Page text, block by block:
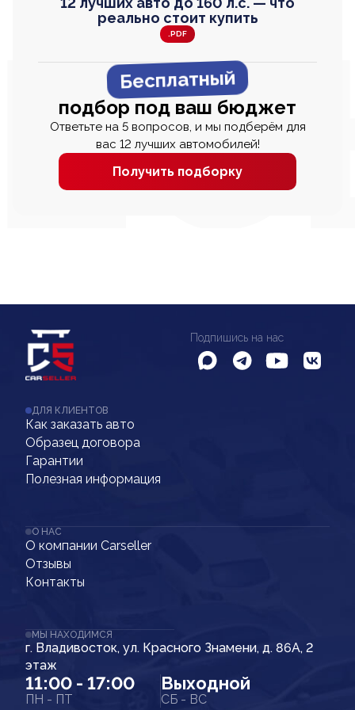
реально стоит купить
.PDF
Бесплатный
подбор под ваш бюджет
Ответьте на 5 вопросов, и мы подберём для
вас 12 лучших автомобилей!
Получить подборку
Подпишись на нас
ДЛЯ КЛИЕНТОВ
Как заказать авто
Образец договора
Гарантии
Полезная информация
О НАС
О компании Carseller
Отзывы
Контакты
МЫ НАХОДИМСЯ
г. Владивосток, ул. Красного Знамени, д. 86А, 2
этаж
11:00 - 17:00
ПН - ПТ
Выходной
СБ - ВС